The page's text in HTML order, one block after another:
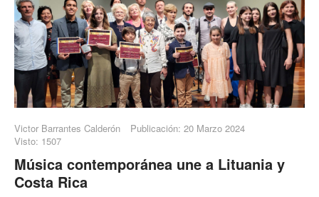
Victor Barrantes Calderón
Publicación: 20 Marzo 2024
Visto: 1507
Música contemporánea une a Lituania y
Costa Rica